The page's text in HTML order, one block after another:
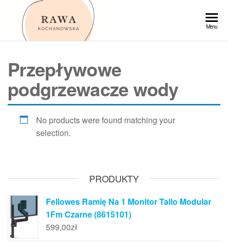
Przejdź
Menu
Przepływowe
podgrzewacze wody
No products were found matching your
selection.
PRODUKTY
Fellowes Ramię Na 1 Monitor Tallo Modular
1Fm Czarne (8615101)
599,00zł